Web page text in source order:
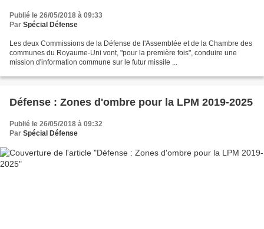
Publié le 26/05/2018 à 09:33
Par Spécial Défense
Les deux Commissions de la Défense de l'Assemblée et de la Chambre des
communes du Royaume-Uni vont, "pour la première fois", conduire une
mission d'information commune sur le futur missile ...
Défense : Zones d'ombre pour la LPM 2019-2025
Publié le 26/05/2018 à 09:32
Par Spécial Défense